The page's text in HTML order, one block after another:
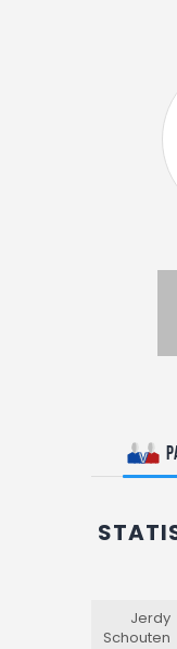
Jerdy
Schouten